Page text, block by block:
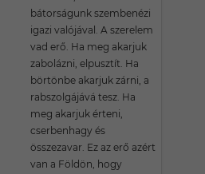
bátorságunk szembenézi
igazi valójával. A szerelem
vad erő. Ha meg akarjuk
zabolázni, elpusztít. Ha
börtönbe akarjuk zárni, a
rabszolgájává tesz. Ha
meg akarjuk érteni,
cserbenhagy és
összezavar. Ez az erő azért
van a Földön, hogy